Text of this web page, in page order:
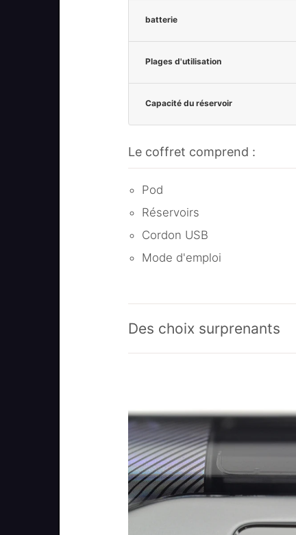
batterie
Plages d'utilisation
Capacité du réservoir
Le coffret comprend :
Pod
Réservoirs
Cordon USB
Mode d'emploi
Des choix surprenants